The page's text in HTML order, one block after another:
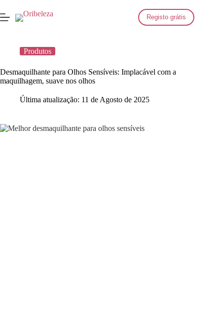
para
o
Registo grátis
Produtos
Desmaquilhante para Olhos Sensíveis: Implacável com a
maquilhagem, suave nos olhos
Última atualização: 11 de Agosto de 2025